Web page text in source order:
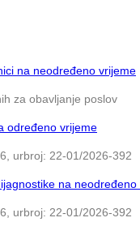
na neodređeno vrijeme
za obavljanje poslov
određeno vrijeme
urbroj: 22-01/2026-392
na neodređeno
urbroj: 22-01/2026-392